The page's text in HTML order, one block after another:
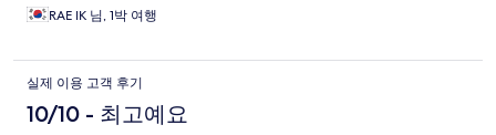
RAE IK 님, 1박 여행
실제 이용 고객 후기
10/10 - 최고예요